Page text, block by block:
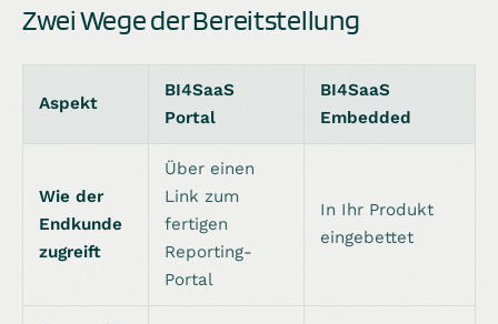
Zwei Wege der Bereitstellung
Aspekt
BI4SaaS
Portal
BI4SaaS
Embedded
Wie der
Endkunde
zugreift
Über einen
Link zum
fertigen
Reporting-
Portal
In Ihr Produkt
eingebettet